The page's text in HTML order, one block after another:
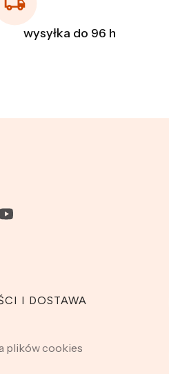
wysyłka do 96 h
I DOSTAWA
plików cookies